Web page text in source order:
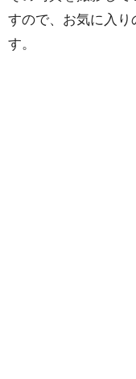
すので、お気に入り
す。